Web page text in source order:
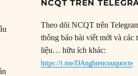
NCQT TRÊN
Theo dõi NCQT trên
thông báo bài viết mới và các
liệu… hữu ích khác:
https://t.me/DAnghiencuuquocte